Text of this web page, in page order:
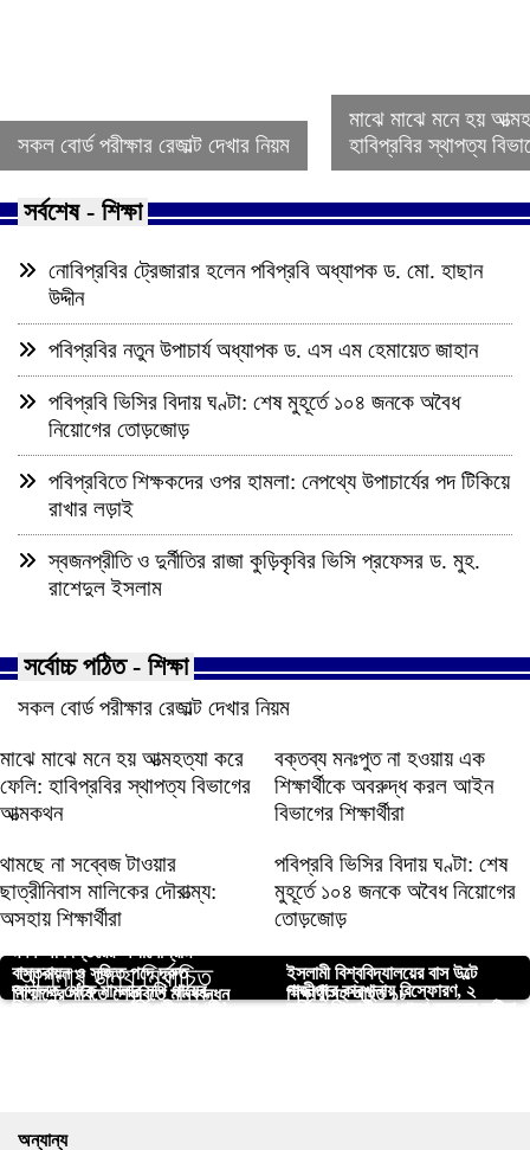
সকল বোর্ড পরীক্ষার রেজাল্ট দেখার নিয়ম
মাঝে মাঝে মনে হয়
হাবিপ্রবির স্থাপত্য
সর্বশেষ - শিক্ষা
নোবিপ্রবির ট্রেজারার হলেন পবিপ্রবি অধ্যাপক ড. মো. হাছান
উদ্দীন
পবিপ্রবির নতুন উপাচার্য অধ্যাপক ড. এস এম হেমায়েত জাহান
পবিপ্রবি ভিসির বিদায় ঘণ্টা: শেষ মুহূর্তে ১০৪ জনকে অবৈধ
নিয়োগের তোড়জোড়
পবিপ্রবিতে শিক্ষকদের ওপর হামলা: নেপথ্যে উপাচার্যের পদ টিকিয়ে
রাখার লড়াই
স্বজনপ্রীতি ও দুর্নীতির রাজা কুড়িকৃবির ভিসি প্রফেসর ড. মুহ.
রাশেদুল ইসলাম
সর্বোচ্চ পঠিত - শিক্ষা
সকল বোর্ড পরীক্ষার রেজাল্ট দেখার নিয়ম
মাঝে মাঝে মনে হয় আত্মহত্যা করে
ফেলি: হাবিপ্রবির স্থাপত্য বিভাগের
আত্মকথন
বক্তব্য মনঃপুত না হওয়ায় এক
শিক্ষার্থীকে অবরুদ্ধ করল আইন
বিভাগের শিক্ষার্থীরা
থামছে না সব্বেজ টাওয়ার
ছাত্রীনিবাস মালিকের দৌরাত্ম্য:
অসহায় শিক্ষার্থীরা
পবিপ্রবি ভিসির বিদায় ঘণ্টা: শেষ
মুহূর্তে ১০৪ জনকে অবৈধ নিয়োগের
তোড়জোড়
আপনার জন্য নির্বাচিত
মৎস অধিদপ্তরের অর্গানোগ্রাম
বাস্তবায়ন ও সৃজিত পদে দ্রুত
নিয়োগের দাবিতে শেকৃবিতে মানববন্ধন
ইসলামী বিশ্ববিদ্যালয়ের বাস উল্টে
শিক্ষার্থীসহ আহত ১৮
আদালত থেকে মামলার নথি গায়েব,
গাজীপুরে কারখানায় বিস্ফোরণ, ২
জিএসটি গুচ্ছভূক্ত ভর্তি পরীক্ষার ‘সি’
ভর্তিচ্ছু শিক্ষার্থীদের পাশে বৃহত্তর কুষ্টিয়া
অন্যান্য